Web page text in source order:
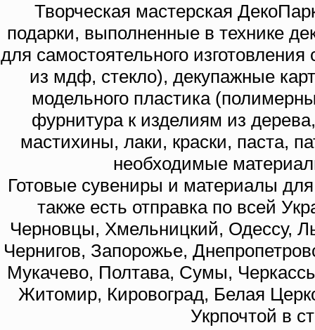
Творческая мастерская
подарки, выполненные в технике
для самостоятельного
из мдф, стекло), декупажные
модельного пластика
фурнитура к изделиям из
мастихины, лаки, краски, паста,
необходимые
Готовые сувениры и материалы
также есть отправка по всей
Черновцы, Хмельницкий, Одессу,
Чернигов, Запорожье,
Мукачево, Полтава, Сумы,
Житомир, Кировоград, Белая
Укрпочтой в